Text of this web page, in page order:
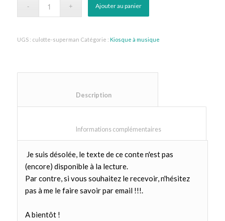
Ajouter au panier
UGS : culotte-superman Catégorie : Kiosque à musique
						Description
						Informations complémentaires
Je suis désolée, le texte de ce conte n'est pas
(encore) disponible à la lecture.
Par contre, si vous souhaitez le recevoir, n'hésitez
pas à me le faire savoir par email !!!.
A bientôt !